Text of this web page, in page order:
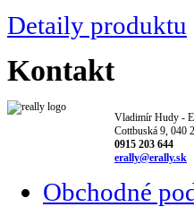
Detaily produktu
Kontakt
Vladimír Hudy -
Cottbuská 9, 040
0915 203 644
erally@erally.sk
Obchodné